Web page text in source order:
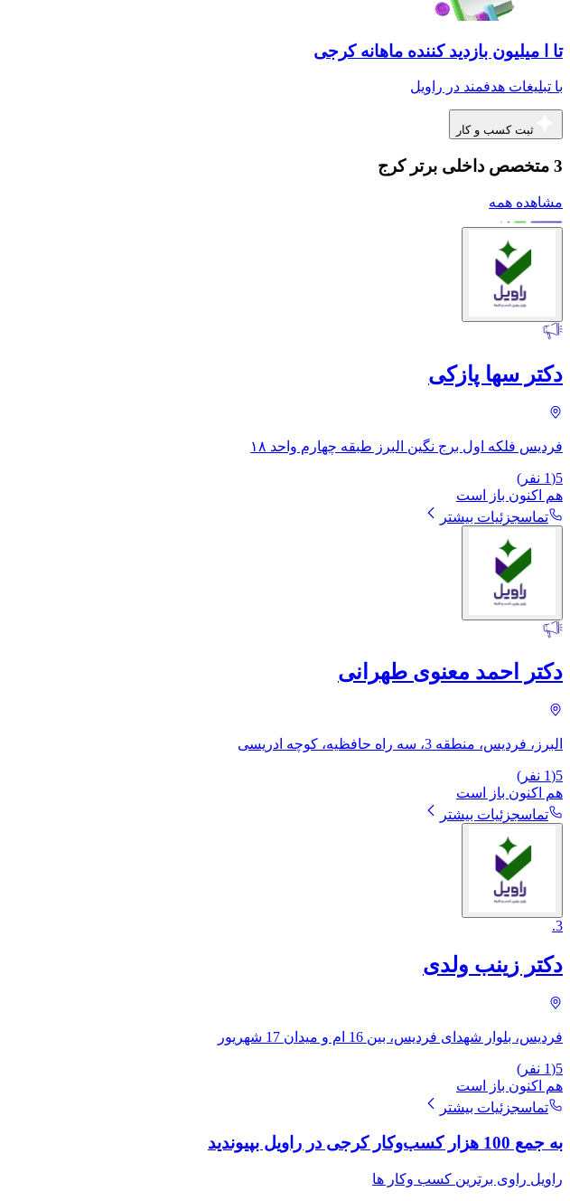
تا ا میلیون بازدید کننده ماهانه کرجی
با تبلیغات هدفمند در راویل
ثبت کسب و کار
3 متخصص داخلی برتر کرج
مشاهده همه
دکتر سها پازکی
فردیس فلکه اول برج نگین البرز طبقه چهارم واحد ۱۸
5
(
1 نفر)
هم اکنون باز است
تماسجزئیات بیشتر
دکتر احمد معنوی طهرانی
البرز، فردیس، منطقه 3، سه راه حافظیه، کوچه ادریسی
5
(
1 نفر)
هم اکنون باز است
تماسجزئیات بیشتر
3
.
دکتر زینب ولدی
فردیس، بلوار شهدای فردیس، بین 16 ام و میدان 17 شهریور
5
(
1 نفر)
هم اکنون باز است
تماسجزئیات بیشتر
به جمع 100 هزار کسب‌وکار کرجی در راویل بپیوندید
راویل راوی برترین کسب وکار ها